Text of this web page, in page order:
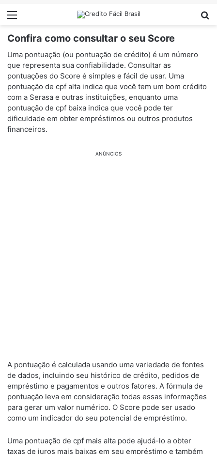
Menu
Confira como consultar o seu Score
Uma pontuação (ou pontuação de crédito) é um número
que representa sua confiabilidade. Consultar as
pontuações do Score é simples e fácil de usar. Uma
pontuação de cpf alta indica que você tem um bom crédito
com a Serasa e outras instituições, enquanto uma
pontuação de cpf baixa indica que você pode ter
dificuldade em obter empréstimos ou outros produtos
financeiros.
ANÚNCIOS
A pontuação é calculada usando uma variedade de fontes
de dados, incluindo seu histórico de crédito, pedidos de
empréstimo e pagamentos e outros fatores. A fórmula de
pontuação leva em consideração todas essas informações
para gerar um valor numérico. O Score pode ser usado
como um indicador do seu potencial de empréstimo.
Uma pontuação de cpf mais alta pode ajudá-lo a obter
taxas de juros mais baixas em seu empréstimo e também